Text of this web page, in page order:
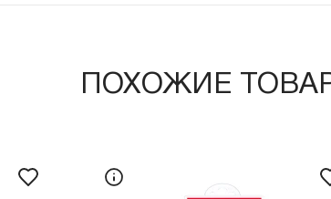
ПОХОЖИЕ